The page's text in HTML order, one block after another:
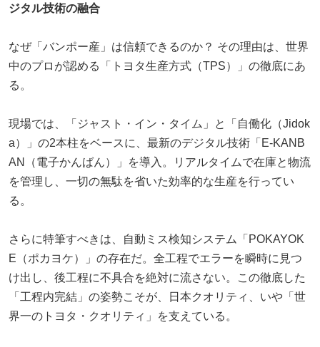
ジタル技術の融合
なぜ「バンポー産」は信頼できるのか？ その理由は、世界
中のプロが認める「トヨタ生産方式（TPS）」の徹底にあ
る。
現場では、「ジャスト・イン・タイム」と「自働化（Jidok
a）」の2本柱をベースに、最新のデジタル技術「E-KANB
AN（電子かんばん）」を導入。リアルタイムで在庫と物流
を管理し、一切の無駄を省いた効率的な生産を行ってい
る。
さらに特筆すべきは、自動ミス検知システム「POKAYOK
E（ポカヨケ）」の存在だ。全工程でエラーを瞬時に見つ
け出し、後工程に不具合を絶対に流さない。この徹底した
「工程内完結」の姿勢こそが、日本クオリティ、いや「世
界一のトヨタ・クオリティ」を支えている。